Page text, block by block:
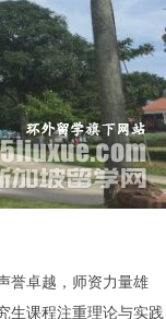
誉卓越，师资力量雄
生课程注重理论与实践